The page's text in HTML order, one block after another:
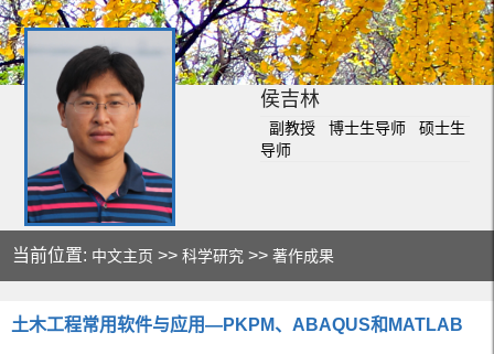
侯吉林
副教授 博士生导师 硕士生
导师
当前位置: 中文主页 >>科学研究 >>著作成果
土木工程常用软件与应用—PKPM、ABAQUS和MATLAB